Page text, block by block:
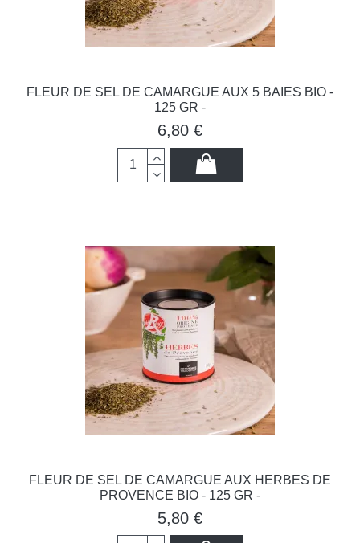
FLEUR DE SEL DE CAMARGUE AUX 5 BAIES BIO -
125 GR -
6,80 €
FLEUR DE SEL DE CAMARGUE AUX HERBES DE
PROVENCE BIO - 125 GR -
5,80 €